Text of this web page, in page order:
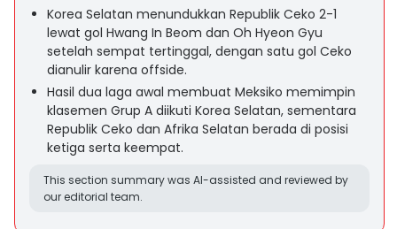
Korea Selatan menundukkan Republik Ceko 2-1
lewat gol Hwang In Beom dan Oh Hyeon Gyu
setelah sempat tertinggal, dengan satu gol Ceko
dianulir karena offside.
Hasil dua laga awal membuat Meksiko memimpin
klasemen Grup A diikuti Korea Selatan, sementara
Republik Ceko dan Afrika Selatan berada di posisi
ketiga serta keempat.
This section summary was AI-assisted and reviewed by
our editorial team.